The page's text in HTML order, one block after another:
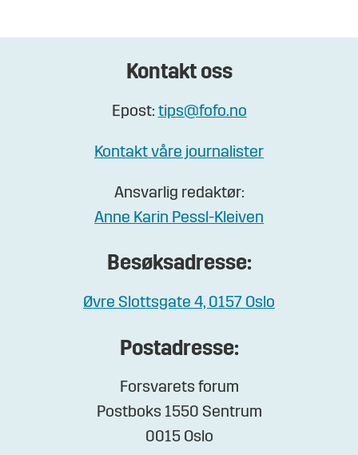
Kontakt oss
Epost: tips@fofo.no
Kontakt våre journalister
Ansvarlig redaktør:
Anne Karin Pessl-Kleiven
Besøksadresse:
Øvre Slottsgate 4, 0157 Oslo
Postadresse:
Forsvarets forum
Postboks 1550 Sentrum
0015 Oslo